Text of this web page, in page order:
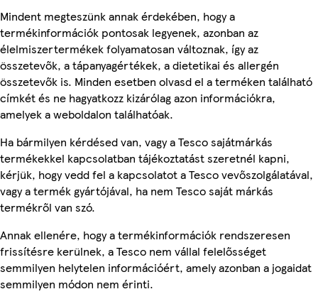
Mindent megteszünk annak érdekében, hogy a
termékinformációk pontosak legyenek, azonban az
élelmiszertermékek folyamatosan változnak, így az
összetevők, a tápanyagértékek, a dietetikai és allergén
összetevők is. Minden esetben olvasd el a terméken található
címkét és ne hagyatkozz kizárólag azon információkra,
amelyek a weboldalon találhatóak.
Ha bármilyen kérdésed van, vagy a Tesco sajátmárkás
termékekkel kapcsolatban tájékoztatást szeretnél kapni,
kérjük, hogy vedd fel a kapcsolatot a Tesco vevőszolgálatával,
vagy a termék gyártójával, ha nem Tesco saját márkás
termékről van szó.
Annak ellenére, hogy a termékinformációk rendszeresen
frissítésre kerülnek, a Tesco nem vállal felelősséget
semmilyen helytelen információért, amely azonban a jogaidat
semmilyen módon nem érinti.